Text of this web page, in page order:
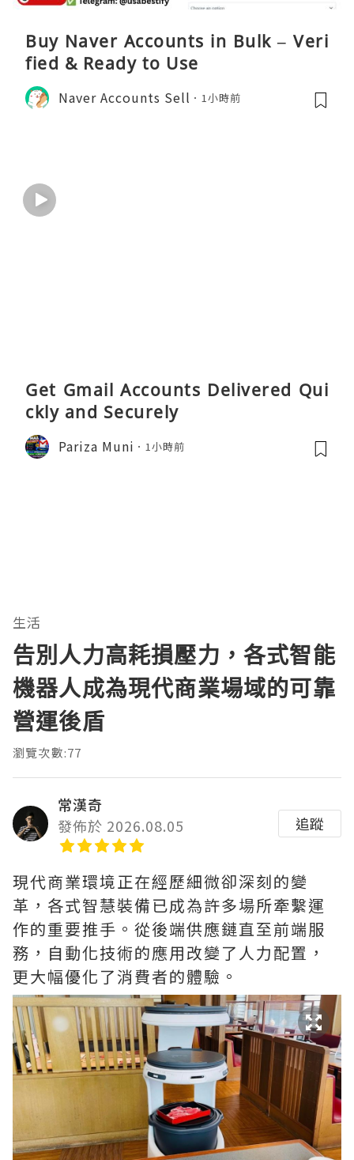
Buy Naver Accounts in Bulk – Veri
fied & Ready to Use
Naver Accounts Sell 1小時前
Get Gmail Accounts Delivered Qui
ckly and Securely
Pariza Muni 1小時前
生活
告別人力高耗損壓力，各式智能
機器人成為現代商業場域的可靠
營運後盾
瀏覽次數:77
常漢奇
發佈於 2026.08.05
追蹤
現代商業環境正在經歷細微卻深刻的變
革，各式智慧裝備已成為許多場所牽繫運
作的重要推手。從後端供應鏈直至前端服
務，自動化技術的應用改變了人力配置，
更大幅優化了消費者的體驗。